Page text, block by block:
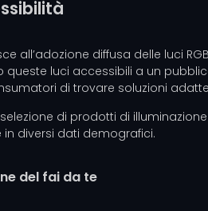
all’adozione diffusa delle luci
queste luci accessibili a un
di trovare soluzioni
di prodotti di
diversi dati demografici.
del fai da te